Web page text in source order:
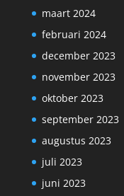
maart 2024
februari 2024
december 2023
november 2023
oktober 2023
september 2023
augustus 2023
juli 2023
juni 2023